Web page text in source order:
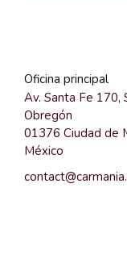
Oficina principal
Av. Santa Fe 170,
Obregón
01376 Ciudad de
México